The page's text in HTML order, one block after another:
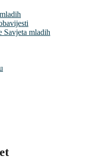
Savjeta mladih